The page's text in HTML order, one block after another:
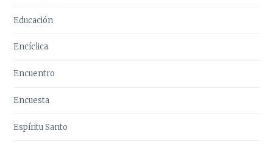
Educación
Encíclica
Encuentro
Encuesta
Espíritu Santo